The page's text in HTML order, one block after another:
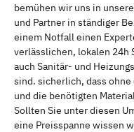
bemühen wir uns in
und Partner in ständiger
einem Notfall einen
verlässlichen, lokalen
auch Sanitär- und
sind. sicherlich, dass
und die benötigten
Sollten Sie unter diesen
eine Preisspanne wissen